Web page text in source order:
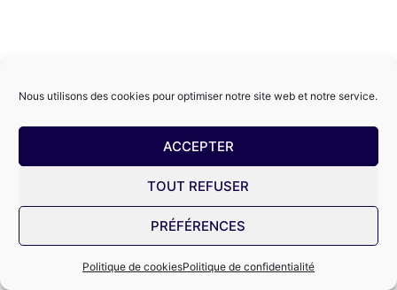
Nous utilisons des cookies pour optimiser notre site web et notre service.
ACCEPTER
TOUT REFUSER
PRÉFÉRENCES
Politique de cookiesPolitique de confidentialité